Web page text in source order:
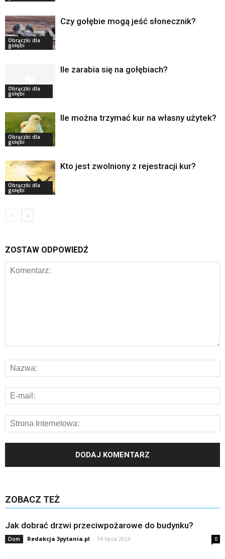
Obrączki dla
gołębi
Czy gołębie mogą jeść słonecznik?
Obrączki dla
gołębi
Ile zarabia się na gołębiach?
Obrączki dla
gołębi
Ile można trzymać kur na własny użytek?
Obrączki dla
gołębi
Kto jest zwolniony z rejestracji kur?
ZOSTAW ODPOWIEDŹ
ZOBACZ TEŻ
Jak dobrać drzwi przeciwpożarowe do budynku?
Dom Redakcja 3pytania.pl - 14 lipca 2026 0